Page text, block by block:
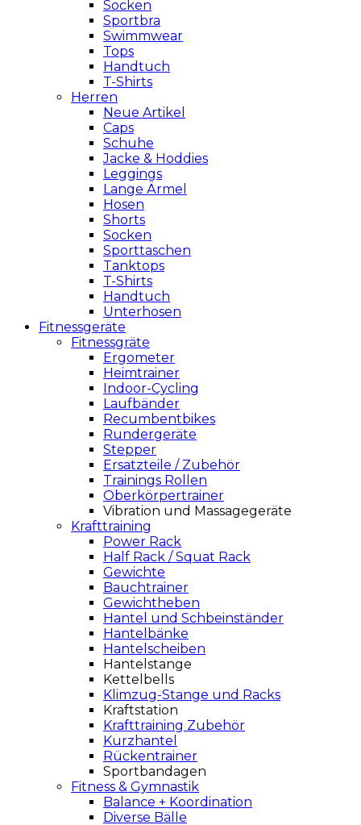
Socken
Sportbra
Swimmwear
Tops
Handtuch
T-Shirts
Herren
Neue Artikel
Caps
Schuhe
Jacke & Hoddies
Leggings
Lange Ärmel
Hosen
Shorts
Socken
Sporttaschen
Tanktops
T-Shirts
Handtuch
Unterhosen
Fitnessgeräte
Fitnessgräte
Ergometer
Heimtrainer
Indoor-Cycling
Laufbänder
Recumbentbikes
Rundergeräte
Stepper
Ersatzteile / Zubehör
Trainings Rollen
Oberkörpertrainer
Vibration und Massagegeräte
Krafttraining
Power Rack
Half Rack / Squat Rack
Gewichte
Bauchtrainer
Gewichtheben
Hantel und Schbeinständer
Hantelbänke
Hantelscheiben
Hantelstange
Kettelbells
Klimzug-Stange und Racks
Kraftstation
Krafttraining Zubehör
Kurzhantel
Rückentrainer
Sportbandagen
Fitness & Gymnastik
Balance + Koordination
Diverse Bälle